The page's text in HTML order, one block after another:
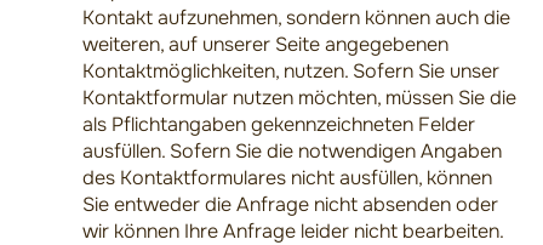
Kontakt aufzunehmen, sondern können auch die
weiteren, auf unserer Seite angegebenen
Kontaktmöglichkeiten, nutzen. Sofern Sie unser
Kontaktformular nutzen möchten, müssen Sie die
als Pflichtangaben gekennzeichneten Felder
ausfüllen. Sofern Sie die notwendigen Angaben
des Kontaktformulares nicht ausfüllen, können
Sie entweder die Anfrage nicht absenden oder
wir können Ihre Anfrage leider nicht bearbeiten.